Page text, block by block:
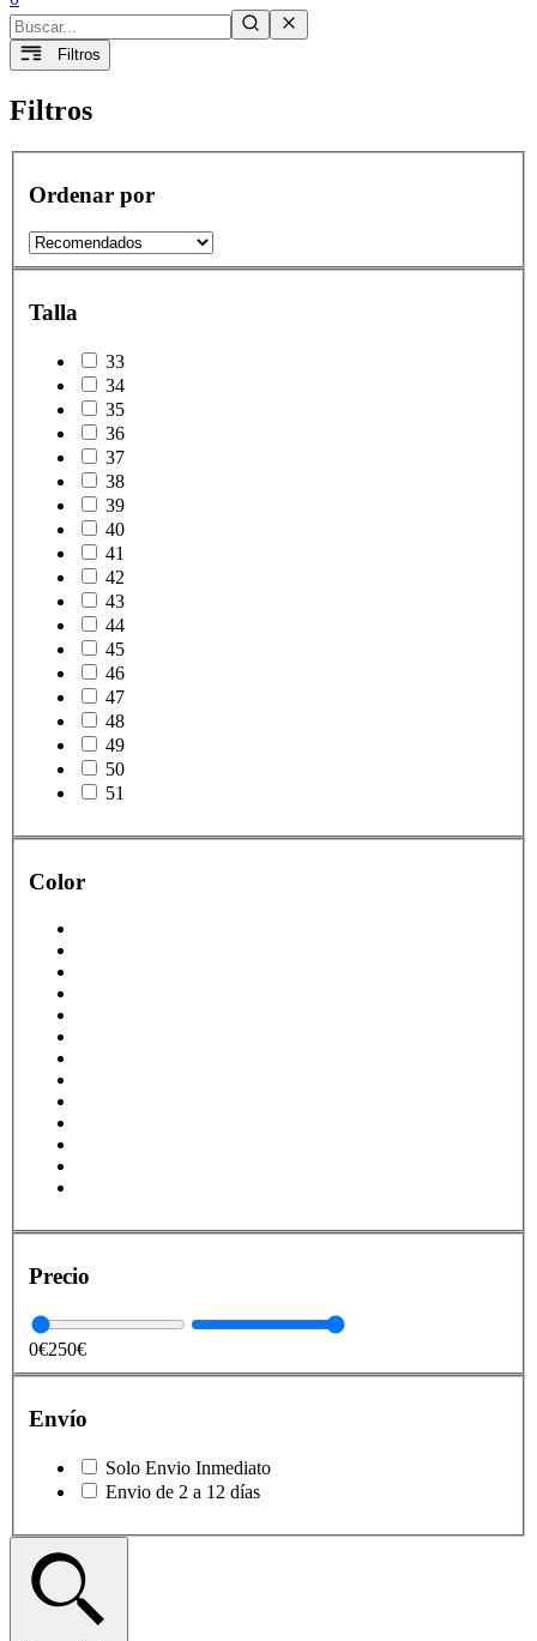
Filtros
Filtros
Ordenar por
Talla
33
34
35
36
37
38
39
40
41
42
43
44
45
46
47
48
49
50
51
Color
Precio
0€250€
Envío
Solo Envio Inmediato
Envio de 2 a 12 días